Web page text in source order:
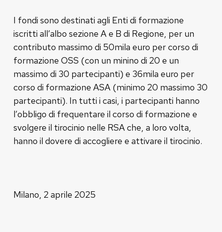
I fondi sono destinati agli Enti di formazione
iscritti all’albo sezione A e B di Regione, per un
contributo massimo di 50mila euro per corso di
formazione OSS (con un minino di 20 e un
massimo di 30 partecipanti) e 36mila euro per
corso di formazione ASA (minimo 20 massimo 30
partecipanti). In tutti i casi, i partecipanti hanno
l’obbligo di frequentare il corso di formazione e
svolgere il tirocinio nelle RSA che, a loro volta,
hanno il dovere di accogliere e attivare il tirocinio.
Milano, 2 aprile 2025